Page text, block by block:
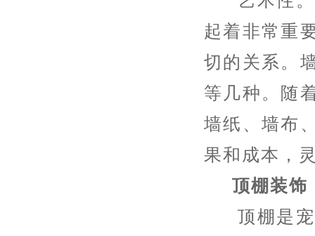
起着非常重
切的关系。
等几种。随
墙纸、墙布
果和成本，
顶棚装饰
顶棚是宠